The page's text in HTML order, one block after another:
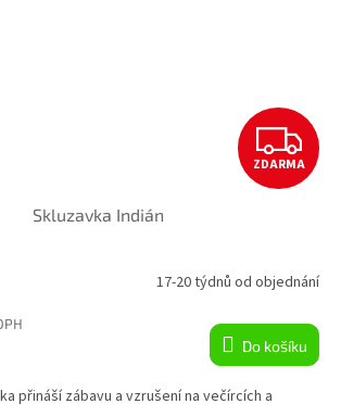
Z
D
R
M
A
ZDARMA
Skluzavka Indián
17-20 týdnů od objednání
Do košíku
přináší zábavu a vzrušení na večírcích a